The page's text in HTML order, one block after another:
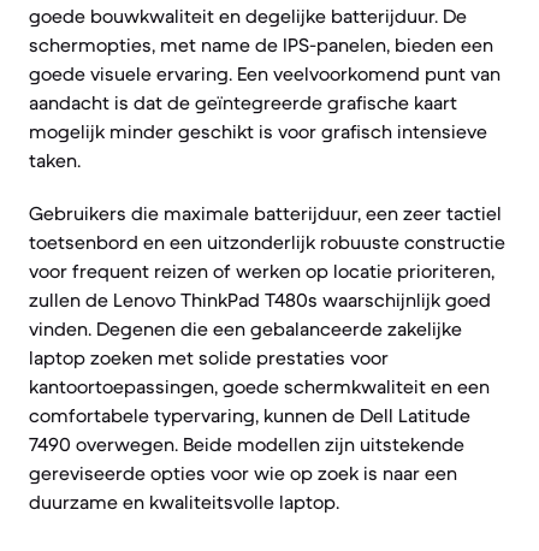
goede bouwkwaliteit en degelijke batterijduur. De
schermopties, met name de IPS-panelen, bieden een
goede visuele ervaring. Een veelvoorkomend punt van
aandacht is dat de geïntegreerde grafische kaart
mogelijk minder geschikt is voor grafisch intensieve
taken.
Gebruikers die maximale batterijduur, een zeer tactiel
toetsenbord en een uitzonderlijk robuuste constructie
voor frequent reizen of werken op locatie prioriteren,
zullen de Lenovo ThinkPad T480s waarschijnlijk goed
vinden. Degenen die een gebalanceerde zakelijke
laptop zoeken met solide prestaties voor
kantoortoepassingen, goede schermkwaliteit en een
comfortabele typervaring, kunnen de Dell Latitude
7490 overwegen. Beide modellen zijn uitstekende
gereviseerde opties voor wie op zoek is naar een
duurzame en kwaliteitsvolle laptop.